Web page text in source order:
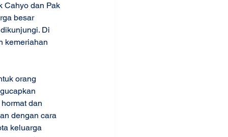
Cahyo dan Pak
besar
Di
kemeriahan
orang
dan
dengan cara
keluarga